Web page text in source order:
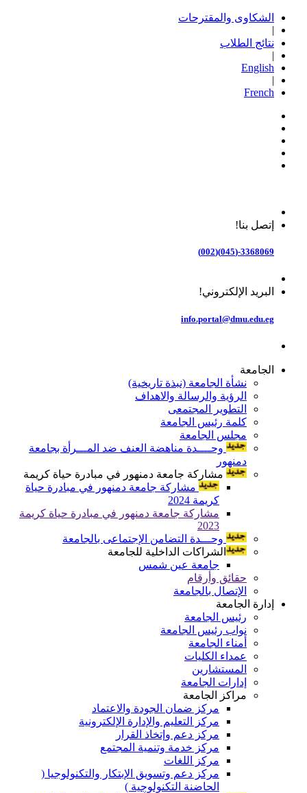
الشكاوى والمقترحات
|
نتائج الطلاب
|
English
|
French
إتصل بنا!
3368069-(045)(002)
البريد الإلكتروني!
info.portal@dmu.edu.eg
الجامعة
نشأة الجامعة (نبذة تاريخية)
الرؤية والرسالة والاهداف
التطوير المجتمعى
كلمة رئيس الجامعة
مجلس الجامعة
وحــــدة مناهضة العنف ضد المـــرأة بجامعة
دمنهور
مشاركة جامعة دمنهور في مبادرة حياة كريمة
مشاركة جامعة دمنهور في مبادرة حياة
كريمة 2024
مشاركة جامعة دمنهور في مبادرة حياة كريمة
2023
وحـــدة التضامن الإجتماعى بالجامعة
الشراكات الداخلية للجامعة
جامعة عين شمس
حقائق وأرقام
الإتصال بالجامعة
إدارة الجامعة
رئيس الجامعة
نواب رئيس الجامعة
أمناء الجامعة
عمداء الكليات
المستشارين
إدارات الجامعة
مراكز الجامعة
مركز ضمان الجودة والاعتماد
مركز التعليم والإدارة الإلكترونية
مركز دعم وإتخاذ القرار
مركز خدمة وتنمية المجتمع
مركز اللغات
مركز دعم وتسويق الإبتكار والتكنولوجيا (
الحاضنة التكنولوجية )